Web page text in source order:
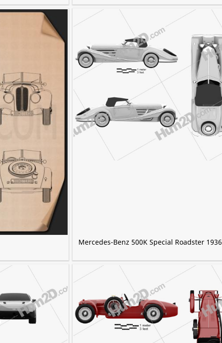
Mercedes-Benz 500K Special Roadster 1936